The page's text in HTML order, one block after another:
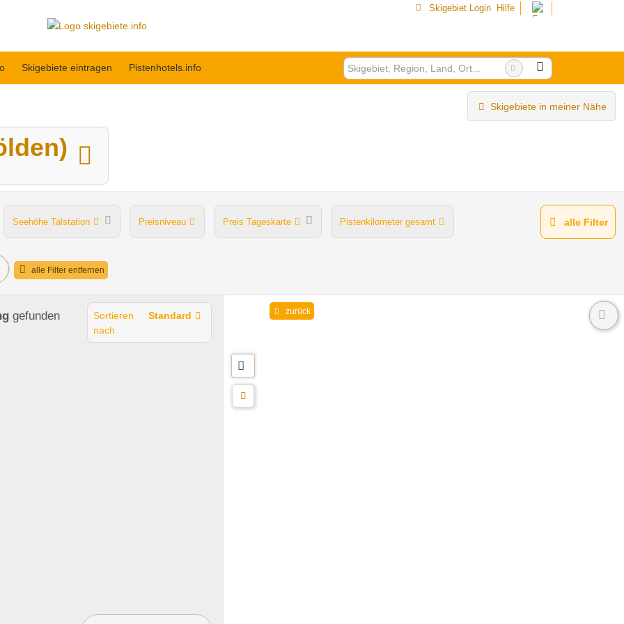
Skigebiet Login Hilfe
Skigebiete eintragen Pistenhotels.info
Skigebiete in meiner Nähe
Seehöhe Talstation Preisniveau Preis Tageskarte Pistenkilometer gesamt
Après Ski im Skigebiet
alle Filter
alle Filter entfernen
gefunden
Sortieren
nach
Standard zurück